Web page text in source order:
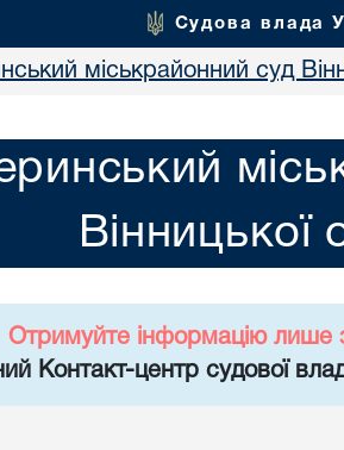
Судова влада
міськрайонний суд
Вінницької
Отримуйте інформацію лише
Контакт-центр судової